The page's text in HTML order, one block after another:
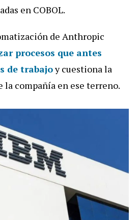
en COBOL.
de Anthropic
procesos que antes
de trabajoy cuestiona la
la compañía en ese terreno.